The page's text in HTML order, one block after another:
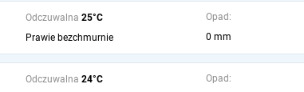
Odczuwalna 25°C
Prawie bezchmurnie
Opad:
0 mm
Odczuwalna 24°C
Opad: